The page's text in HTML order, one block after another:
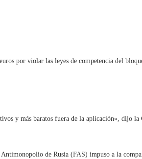
por violar las leyes de competencia del
y más baratos fuera de la aplicación», dijo
de Rusia (FAS) impuso a la